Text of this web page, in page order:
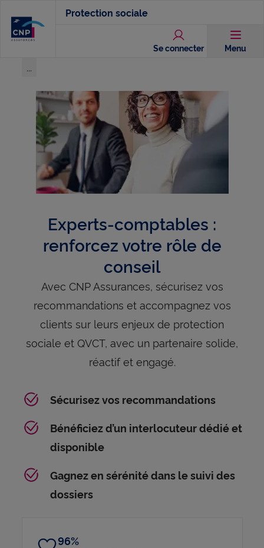
contenu
Protection sociale
Se connecter Menu
...
Experts-comptables :
renforcez votre rôle de
conseil
Avec CNP Assurances, sécurisez vos
recommandations et accompagnez vos
clients sur leurs enjeux de protection
sociale et QVCT, avec un partenaire solide,
réactif et engagé.
Sécurisez vos recommandations
Bénéficiez d’un interlocuteur dédié et
disponible
Gagnez en sérénité dans le suivi des
dossiers
96%